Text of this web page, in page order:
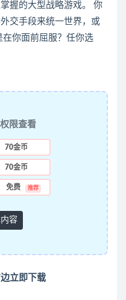
握的大型战略游戏。 你
交手段来统一世界，或
你面前屈服？任你选
限查看
70金币
70金币
免费 推荐
容
立即下载